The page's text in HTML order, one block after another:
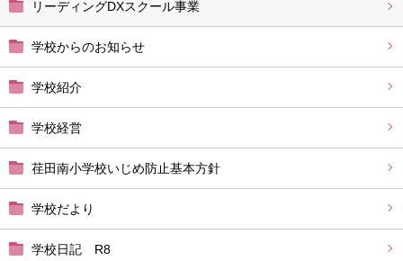
リーディングDXスクール事業
学校からのお知らせ
学校紹介
学校経営
荏田南小学校いじめ防止基本方針
学校だより
学校日記 R8